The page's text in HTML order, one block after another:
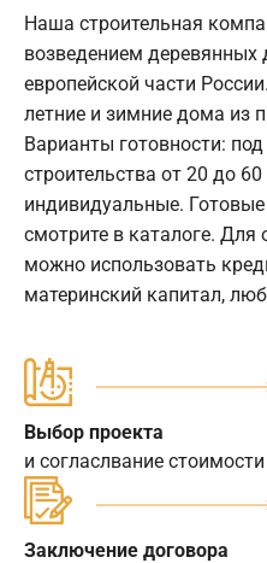
Наша строительная
возведением
европейской части
летние и зимние дома из
Варианты готовности:
строительства от 20 до
индивидуальные.
смотрите в каталоге. Для
можно использовать
материнский капитал,
Выбор проекта
и согласлвание
Заключение договора